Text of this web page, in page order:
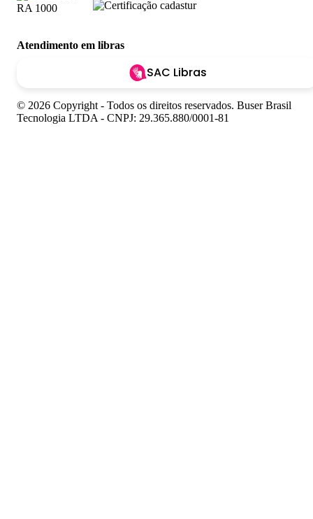
Atendimento em libras
SAC Libras
© 2026 Copyright - Todos os direitos reservados. Buser Brasil
Tecnologia LTDA - CNPJ: 29.365.880/0001-81